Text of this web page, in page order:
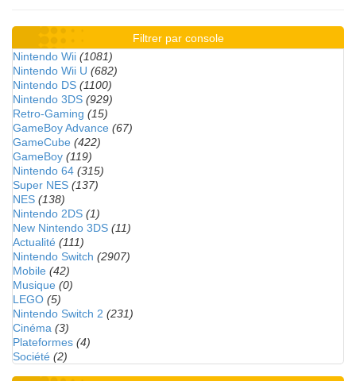
Filtrer par console
Nintendo Wii (1081)
Nintendo Wii U (682)
Nintendo DS (1100)
Nintendo 3DS (929)
Retro-Gaming (15)
GameBoy Advance (67)
GameCube (422)
GameBoy (119)
Nintendo 64 (315)
Super NES (137)
NES (138)
Nintendo 2DS (1)
New Nintendo 3DS (11)
Actualité (111)
Nintendo Switch (2907)
Mobile (42)
Musique (0)
LEGO (5)
Nintendo Switch 2 (231)
Cinéma (3)
Plateformes (4)
Société (2)